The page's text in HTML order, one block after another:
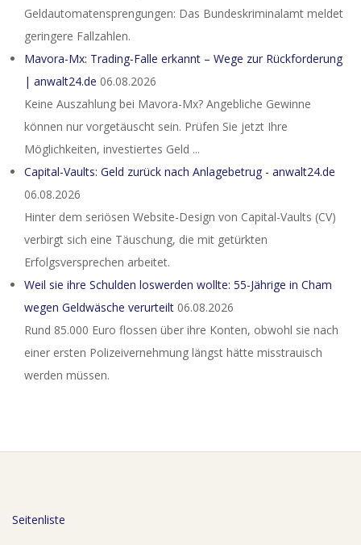
Geldautomatensprengungen: Das Bundeskriminalamt meldet
geringere Fallzahlen.
Mavora-Mx: Trading-Falle erkannt – Wege zur Rückforderung
| anwalt24.de 06.08.2026
Keine Auszahlung bei Mavora-Mx? Angebliche Gewinne
können nur vorgetäuscht sein. Prüfen Sie jetzt Ihre
Möglichkeiten, investiertes Geld ...
Capital-Vaults: Geld zurück nach Anlagebetrug - anwalt24.de
06.08.2026
Hinter dem seriösen Website-Design von Capital-Vaults (CV)
verbirgt sich eine Täuschung, die mit getürkten
Erfolgsversprechen arbeitet.
Weil sie ihre Schulden loswerden wollte: 55-Jährige in Cham
wegen Geldwäsche verurteilt 06.08.2026
Rund 85.000 Euro flossen über ihre Konten, obwohl sie nach
einer ersten Polizeivernehmung längst hätte misstrauisch
werden müssen.
Seitenliste